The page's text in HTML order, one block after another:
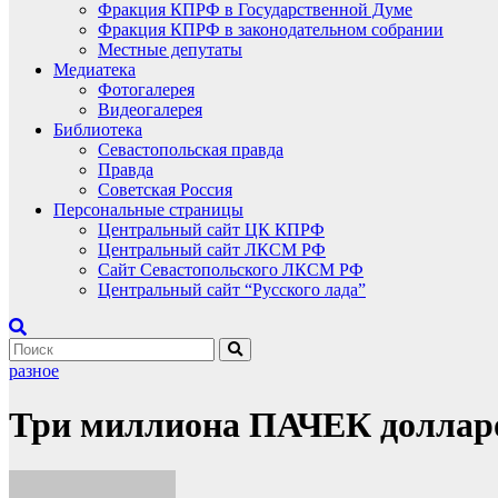
Фракция КПРФ в Государственной Думе
Фракция КПРФ в законодательном собрании
Местные депутаты
Медиатека
Фотогалерея
Видеогалерея
Библиотека
Севастопольская правда
Правда
Советская Россия
Персональные страницы
Центральный сайт ЦК КПРФ
Центральный сайт ЛКСМ РФ
Сайт Севастопольского ЛКСМ РФ
Центральный сайт “Русского лада”
разное
Три миллиона ПАЧЕК